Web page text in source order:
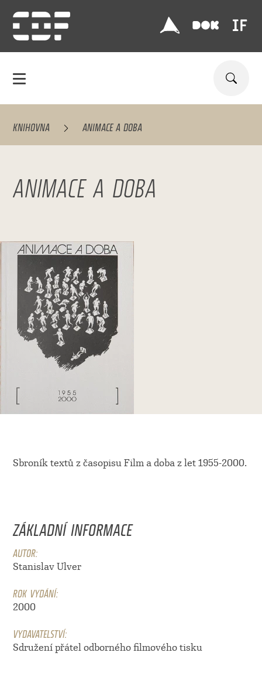
KNIHOVNA ANIMACE A DOBA
ANIMACE A DOBA
Sbroník textů z časopisu Film a doba z let 1955-2000.
ZÁKLADNÍ INFORMACE
AUTOR:
Stanislav Ulver
ROK VYDÁNÍ:
2000
VYDAVATELSTVÍ:
Sdružení přátel odborného filmového tisku